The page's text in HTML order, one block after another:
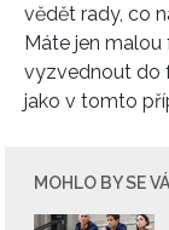
vědět rady, co
Máte jen
vyzvednout do
jako v tomto
MOHLO BY SE